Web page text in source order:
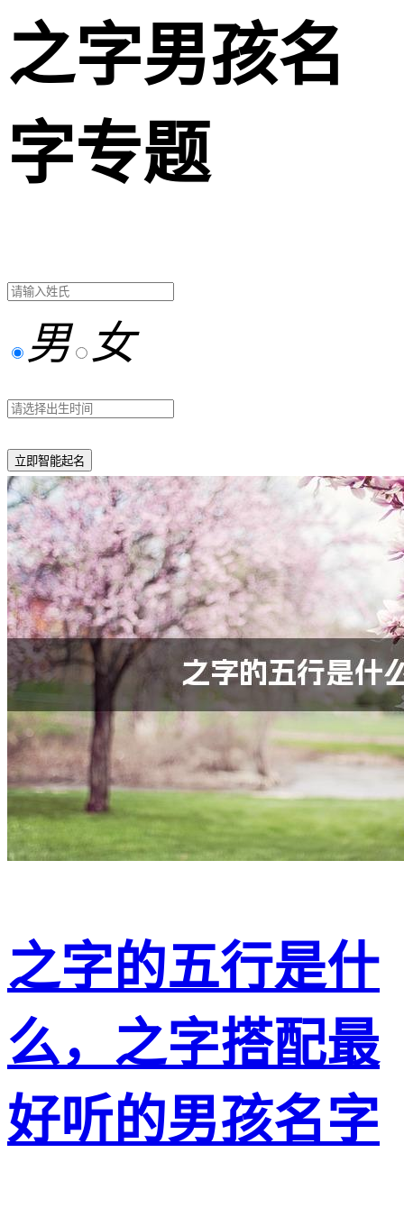
之字男孩名
字专题
男 女
立即智能起名
之字的五行是什
么，之字搭配最
好听的男孩名字